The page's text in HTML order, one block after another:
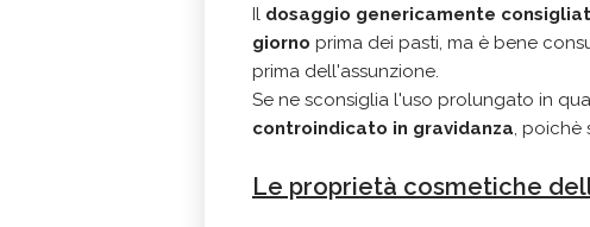
Il dosaggio genericamente
giorno prima dei pasti, ma è bene
prima dell'assunzione.
Se ne sconsiglia l'uso prolungato in
controindicato in gravidanza, poichè
Le proprietà cosmetiche